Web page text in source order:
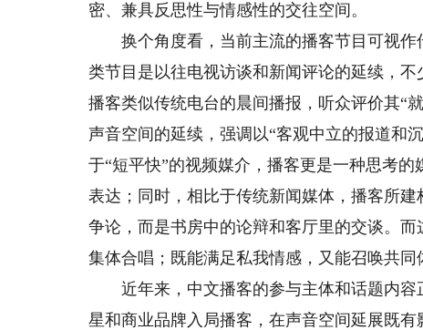
密、兼具反思性与情感性的交往空间。
换个角度看，当前主流的播客节目可视作
类节目是以往电视访谈和新闻评论的延续，
播客类似传统电台的晨间播报，听众评价其“
声音空间的延续，强调以“客观中立的报道和
于“短平快”的视频媒介，播客更是一种思考
表达；同时，相比于传统新闻媒体，播客所
争论，而是书房中的论辩和客厅里的交谈。
集体合唱；既能满足私我情感，又能召唤共同
近年来，中文播客的参与主体和话题内容
星和商业品牌入局播客，在声音空间延展既